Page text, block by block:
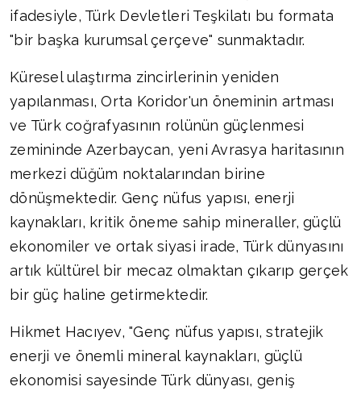
ifadesiyle, Türk Devletleri Teşkilatı bu formata
"bir başka kurumsal çerçeve" sunmaktadır.
Küresel ulaştırma zincirlerinin yeniden
yapılanması, Orta Koridor'un öneminin artması
ve Türk coğrafyasının rolünün güçlenmesi
zemininde Azerbaycan, yeni Avrasya haritasının
merkezi düğüm noktalarından birine
dönüşmektedir. Genç nüfus yapısı, enerji
kaynakları, kritik öneme sahip mineraller, güçlü
ekonomiler ve ortak siyasi irade, Türk dünyasını
artık kültürel bir mecaz olmaktan çıkarıp gerçek
bir güç haline getirmektedir.
Hikmet Hacıyev, "Genç nüfus yapısı, stratejik
enerji ve önemli mineral kaynakları, güçlü
ekonomisi sayesinde Türk dünyası, geniş